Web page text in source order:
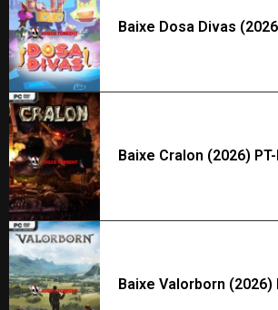
Baixe Dosa Divas
Baixe Cralon (2026) PT-
Baixe Valorborn (2026)